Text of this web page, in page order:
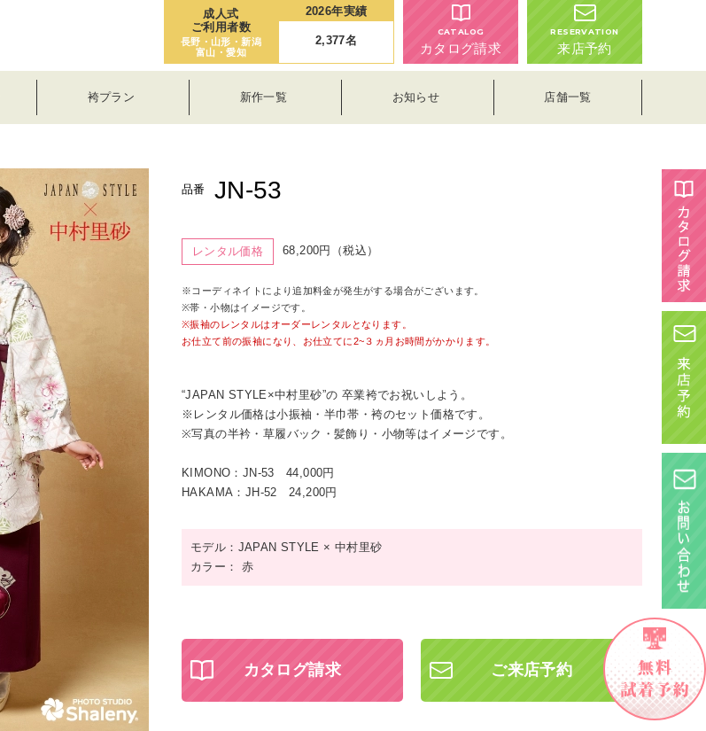
成人式
ご利用者数
長野・山形・新潟
富山・愛知
2026年実績
2,377名
CATALOG
カタログ請求
RESERVATION
来店予約
袴プラン 新作一覧 お知らせ 店舗一覧
品番 JN-53
レンタル価格 68,200円（税込）
※コーディネイトにより追加料金が発生がする場合がございます。
※帯・小物はイメージです。
※振袖のレンタルはオーダーレンタルとなります。
お仕立て前の振袖になり、お仕立てに2~３ヵ月お時間がかかります。
“JAPAN STYLE×中村里砂”の 卒業袴でお祝いしよう。
※レンタル価格は小振袖・半巾帯・袴のセット価格です。
※写真の半衿・草履バック・髪飾り・小物等はイメージです。
KIMONO：JN-53 44,000円
HAKAMA：JH-52 24,200円
モデル：JAPAN STYLE × 中村里砂
カラー： 赤
カタログ請求 ご来店予約